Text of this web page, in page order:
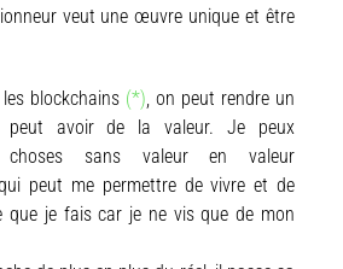
veut une œuvre unique et être
blockchains (*) , on peut rendre un
peut avoir de la valeur. Je peux
choses sans valeur en valeur
peut me permettre de vivre et de
que je fais car je ne vis que de mon